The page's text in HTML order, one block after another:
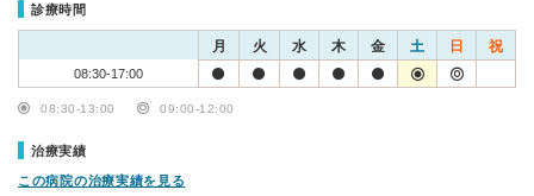
診療時間
月 火 水 木 金 土 日 祝
08:30-17:00
08:30-13:00 09:00-12:00
治療実績
この病院の治療実績を見る